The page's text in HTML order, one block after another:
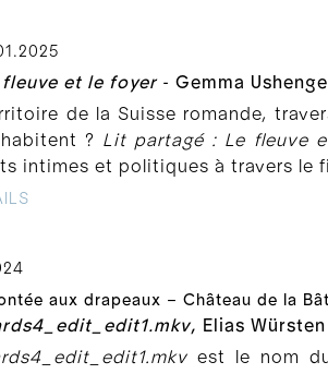
et le foyer - Gemma
de la Suisse romande,
? Lit partagé : Le fleuve
intimes et politiques à travers le
aux drapeaux – Château de la
, Elias Würsten
est le nom